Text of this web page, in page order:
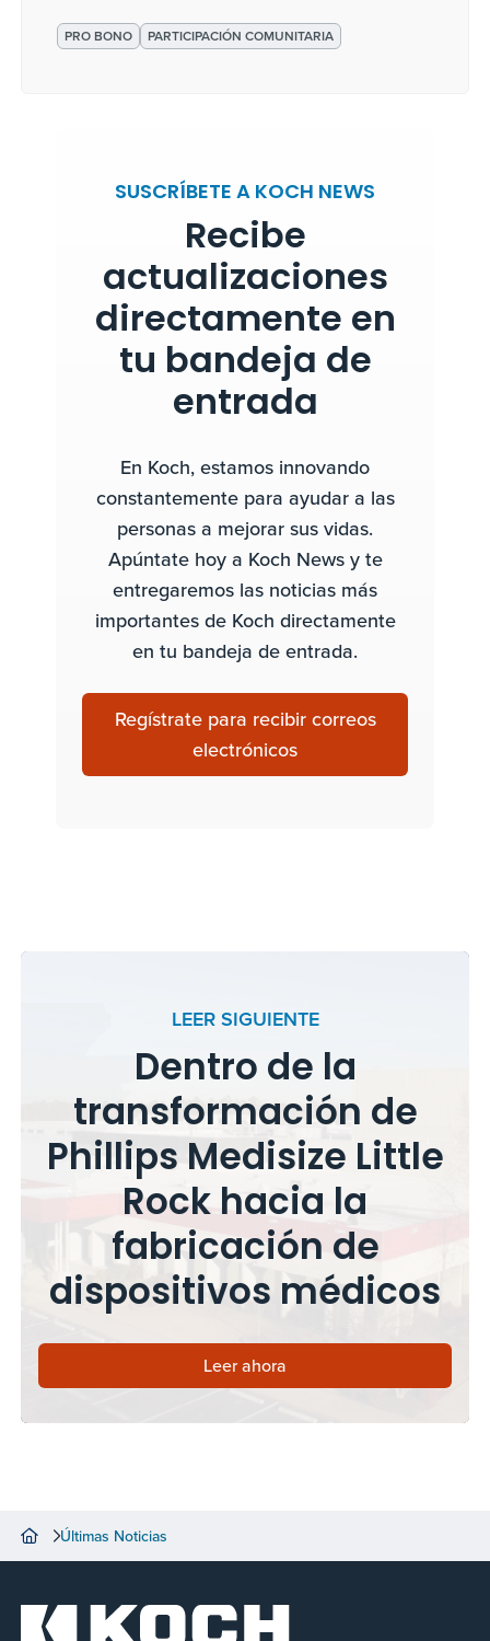
PRO BONO PARTICIPACIÓN COMUNITARIA
SUSCRÍBETE A KOCH NEWS
Recibe
actualizaciones
directamente en
tu bandeja de
entrada
En Koch, estamos innovando
constantemente para ayudar a las
personas a mejorar sus vidas.
Apúntate hoy a Koch News y te
entregaremos las noticias más
importantes de Koch directamente
en tu bandeja de entrada.
Regístrate para recibir correos
electrónicos
LEER SIGUIENTE
Dentro de la
transformación de
Phillips Medisize Little
Rock hacia la
fabricación de
dispositivos médicos
Leer ahora
Últimas Noticias